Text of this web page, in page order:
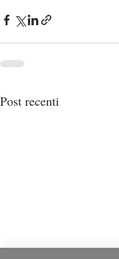
Post recenti